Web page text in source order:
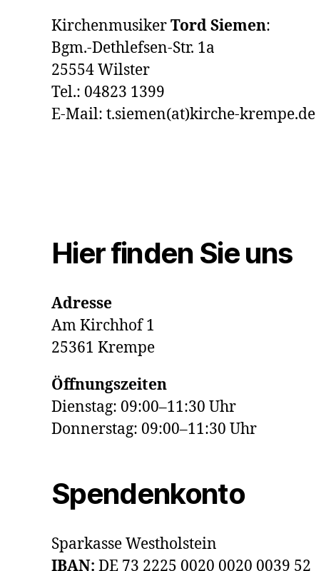
KirchenmusikerTord Siemen:
Bgm.-Dethlefsen-Str. 1a
25554 Wilster
Tel.: 04823 1399
E-Mail: t.siemen(at)kirche-krempe.de
Hier finden Sie uns
Adresse
Am Kirchhof 1
25361 Krempe
Öffnungszeiten
Dienstag: 09:00–11:30 Uhr
Donnerstag: 09:00–11:30 Uhr
Spendenkonto
Sparkasse Westholstein
IBAN: DE 73 2225 0020 0020 0039 52